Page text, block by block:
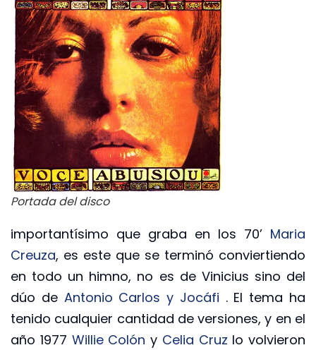
Portada del disco
importantísimo que graba en los 70’ Maria
Creuza, es este que se terminó conviertiendo
en todo un himno, no es de Vinicius sino del
dúo de Antonio Carlos y Jocáfi . El tema ha
tenido cualquier cantidad de versiones, y en el
año 1977 Willie Colón y Celia Cruz lo volvieron